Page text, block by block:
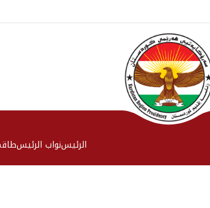
الرئیسنواب الرئيس